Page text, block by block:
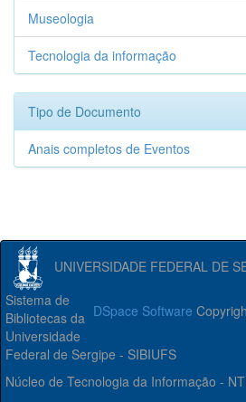
Museologia
Tecnologia da informação
Tipo de Documento
Anais completos de Eventos
UNIVERSIDADE FEDERAL DE
DSpace Software
Sistema de
Bibliotecas da
Universidade
Federal de Sergipe - SIBIUFS
Núcleo de Tecnologia da Informação -